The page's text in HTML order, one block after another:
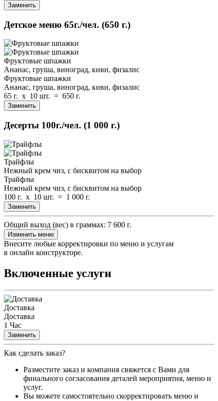
Заменить
Детское меню 65г./чел. (650 г.)
Фруктовые шпажки
Ананас, груша, виноград, киви, физалис
Фруктовые шпажки
Ананас, груша, виноград, киви, физалис
65 г. x 10 шт. = 650 г.
Заменить
Десерты 100г./чел. (1 000 г.)
Трайфлы
Нежный крем чиз, с бисквитом на выбор
Трайфлы
Нежный крем чиз, с бисквитом на выбор
100 г. x 10 шт. = 1 000 г.
Заменить
Общий выход (вес) в граммах: 7 600 г.
Изменить меню
Внесите любые корректировки по меню и услугам
в онлайн конструкторе.
Включенные услуги
Доставка
Доставка
1 Час
Заменить
Как сделать заказ?
Разместите заказ и компания свяжется с Вами для
финального согласования деталей мероприятия, меню и
услуг.
Вы можете самостоятельно скорректировать меню и